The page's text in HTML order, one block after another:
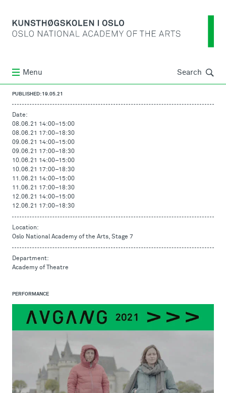
Menu Search Søk
PUBLISHED: 19.05.21
Date:
08.06.21 14:00–15:00
08.06.21 17:00–18:30
09.06.21 14:00–15:00
09.06.21 17:00–18:30
10.06.21 14:00–15:00
10.06.21 17:00–18:30
11.06.21 14:00–15:00
11.06.21 17:00–18:30
12.06.21 14:00–15:00
12.06.21 17:00–18:30
Location:
Oslo National Academy of the Arts, Stage 7
Department:
Academy of Theatre
PERFORMANCE